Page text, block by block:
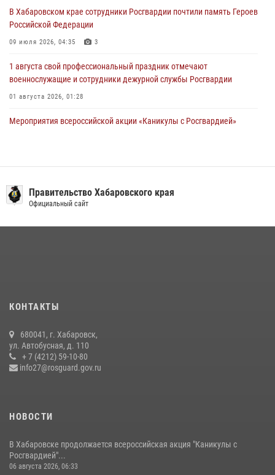
В Хабаровском крае сотрудники Росгвардии почтили память Героев
Российской Федерации
09 июля 2026, 04:35 3
1 августа свой профессиональный праздник отмечают
военнослужащие и сотрудники дежурной службы Росгвардии
01 августа 2026, 01:28
Мероприятия всероссийской акции «Каникулы с Росгвардией»
15 июля 2026, 00:27
В Хабаровске военный оркестр Росгвардии принял участие в
праздновании Дня Военно-морского флота России
27 июля 2026, 01:42 4
Правительство Хабаровского края
Официальный сайт
КОНТАКТЫ
680041, г. Хабаровск,
ул. Автобусная, д. 110
+ 7 (4212) 59-10-80
info27@rosguard.gov.ru
НОВОСТИ
В Хабаровске продолжается всероссийская акция "Каникулы с
Росгвардией"...
06 августа 2026, 06:33